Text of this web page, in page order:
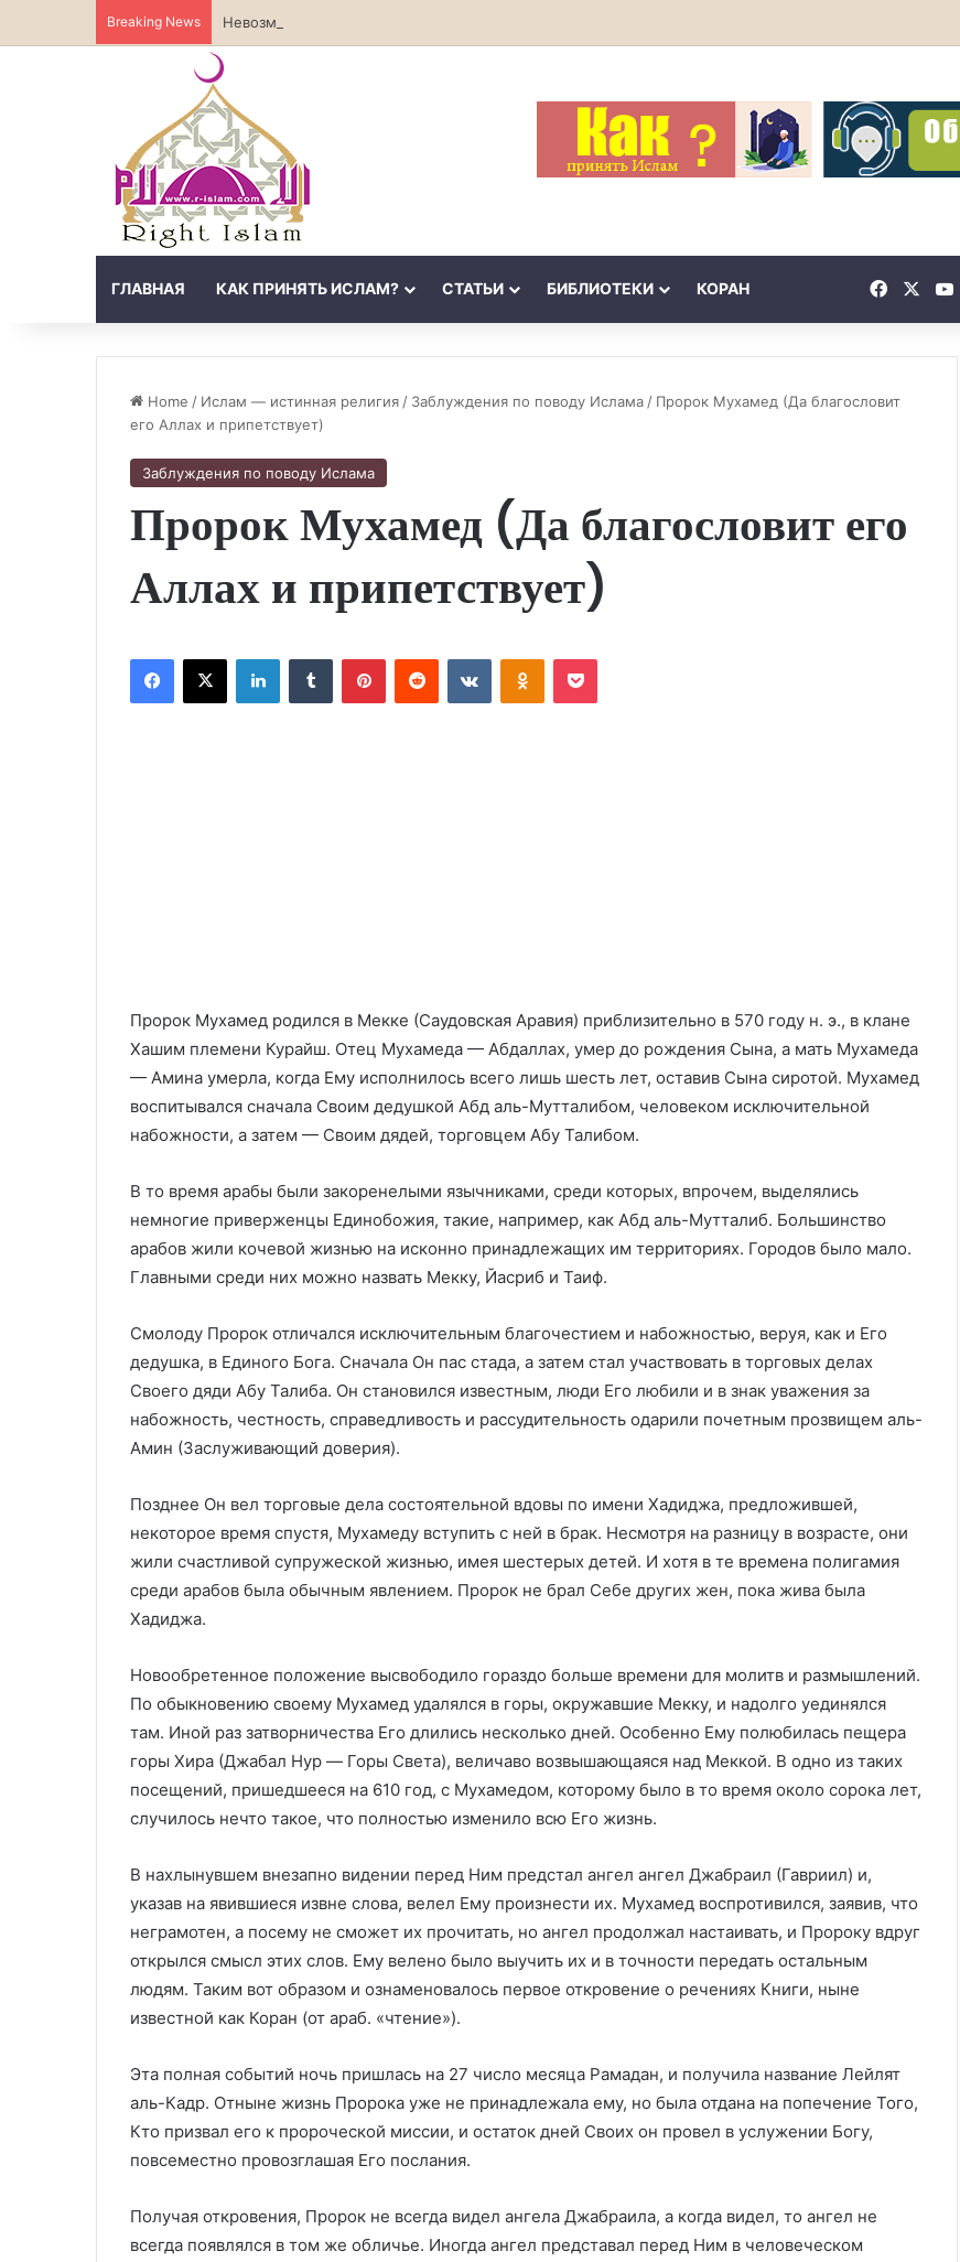
Breaking News Невозможность божественных атрибутов в атеизме
ГЛАВНАЯ КАК ПРИНЯТЬ ИСЛАМ? СТАТЬИ БИБЛИОТЕКИ КОРАН Facebook
Home / Ислам — истинная религия / Заблуждения по поводу Ислама / Пророк Мухамед (Да благословит
его Аллах и припетствует)
Заблуждения по поводу Ислама
Пророк Мухамед (Да благословит его
Аллах и припетствует)
Пророк Мухамед родился в Мекке (Саудовская Аравия) приблизительно в 570 году н. э., в клане
Хашим племени Курайш. Отец Мухамеда — Абдаллах, умер до рождения Сына, а мать Мухамеда
— Амина умерла, когда Ему исполнилось всего лишь шесть лет, оставив Сына сиротой. Мухамед
воспитывался сначала Своим дедушкой Абд аль-Мутталибом, человеком исключительной
набожности, а затем — Своим дядей, торговцем Абу Талибом.
В то время арабы были закоренелыми язычниками, среди которых, впрочем, выделялись
немногие приверженцы Единобожия, такие, например, как Абд аль-Мутталиб. Большинство
арабов жили кочевой жизнью на исконно принадлежащих им территориях. Городов было мало.
Главными среди них можно назвать Мекку, Йасриб и Таиф.
Смолоду Пророк отличался исключительным благочестием и набожностью, веруя, как и Его
дедушка, в Единого Бога. Сначала Он пас стада, а затем стал участвовать в торговых делах
Своего дяди Абу Талиба. Он становился известным, люди Его любили и в знак уважения за
набожность, честность, справедливость и рассудительность одарили почетным прозвищем аль-
Амин (Заслуживающий доверия).
Позднее Он вел торговые дела состоятельной вдовы по имени Хадиджа, предложившей,
некоторое время спустя, Мухамеду вступить с ней в брак. Несмотря на разницу в возрасте, они
жили счастливой супружеской жизнью, имея шестерых детей. И хотя в те времена полигамия
среди арабов была обычным явлением. Пророк не брал Себе других жен, пока жива была
Хадиджа.
Новообретенное положение высвободило гораздо больше времени для молитв и размышлений.
По обыкновению своему Мухамед удалялся в горы, окружавшие Мекку, и надолго уединялся
там. Иной раз затворничества Его длились несколько дней. Особенно Ему полюбилась пещера
горы Хира (Джабал Hyp — Горы Света), величаво возвышающаяся над Меккой. В одно из таких
посещений, пришедшееся на 610 год, с Мухамедом, которому было в то время около сорока лет,
случилось нечто такое, что полностью изменило всю Его жизнь.
В нахлынувшем внезапно видении перед Ним предстал ангел ангел Джабраил (Гавриил) и,
указав на явившиеся извне слова, велел Ему произнести их. Мухамед воспротивился, заявив, что
неграмотен, а посему не сможет их прочитать, но ангел продолжал настаивать, и Пророку вдруг
открылся смысл этих слов. Ему велено было выучить их и в точности передать остальным
людям. Таким вот образом и ознаменовалось первое откровение о речениях Книги, ныне
известной как Коран (от араб. «чтение»).
Эта полная событий ночь пришлась на 27 число месяца Рамадан, и получила название Лейлят
аль-Кадр. Отныне жизнь Пророка уже не принадлежала ему, но была отдана на попечение Того,
Кто призвал его к пророческой миссии, и остаток дней Своих он провел в услужении Богу,
повсеместно провозглашая Его послания.
Получая откровения, Пророк не всегда видел ангела Джабраила, а когда видел, то ангел не
всегда появлялся в том же обличье. Иногда ангел представал перед Ним в человеческом